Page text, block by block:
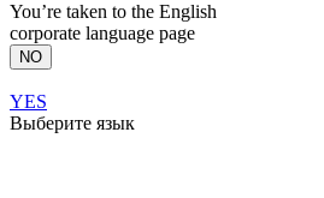
You’re taken to the English
corporate language page
NO
YES
Выберите язык